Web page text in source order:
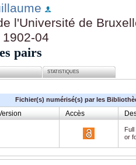
l'Université de
04
pairs
STATISTIQUES
Fichier(s) numérisé(s) par les
Accès
or